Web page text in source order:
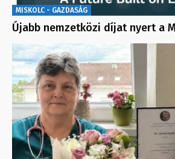
MISKOLC - GAZDASÁG
Újabb nemzetközi díjat nyert a